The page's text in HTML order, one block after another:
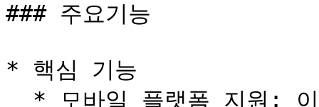
### 주요기능
* 핵심 기능